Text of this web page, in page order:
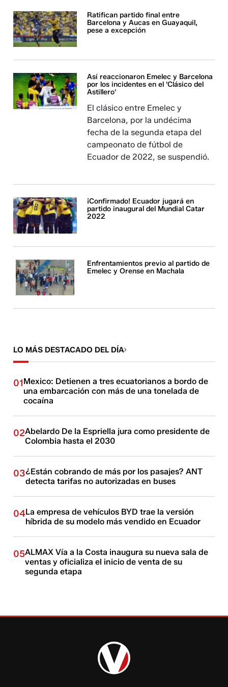
Ratifican partido final entre
Barcelona y Aucas en Guayaquil,
pese a excepción
Así reaccionaron Emelec y Barcelona
por los incidentes en el 'Clásico del
Astillero'
El clásico entre Emelec y
Barcelona, por la undécima
fecha de la segunda etapa del
campeonato de fútbol de
Ecuador de 2022, se suspendió.
¡Confirmado! Ecuador jugará en
partido inaugural del Mundial Catar
2022
Enfrentamientos previo al partido de
Emelec y Orense en Machala
LO MÁS DESTACADO DEL DÍA
01Mexico: Detienen a tres ecuatorianos a bordo de
una embarcación con más de una tonelada de
cocaína
02Abelardo De la Espriella jura como presidente de
Colombia hasta el 2030
03¿Están cobrando de más por los pasajes? ANT
detecta tarifas no autorizadas en buses
04La empresa de vehículos BYD trae la versión
híbrida de su modelo más vendido en Ecuador
05ALMAX Vía a la Costa inaugura su nueva sala de
ventas y oficializa el inicio de venta de su
segunda etapa